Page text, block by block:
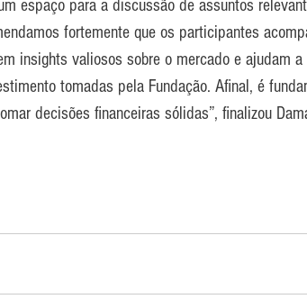
espaço para a discussão de assuntos
fortemente que os participantes
insights valiosos sobre o mercado e ajudam a
tomadas pela Fundação. Afinal, é
decisões financeiras sólidas”, finalizou